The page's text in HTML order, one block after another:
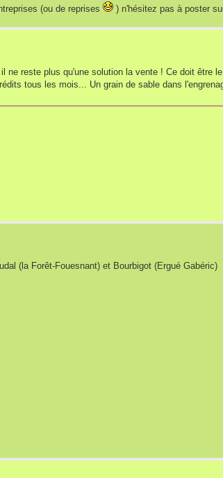
(ou de reprises ) n'hésitez pas à poster
reste plus qu'une solution la vente ! Ce doit être
tous les mois... Un grain de sable dans
(la Forêt-Fouesnant) et Bourbigot (Ergué Gabéric)